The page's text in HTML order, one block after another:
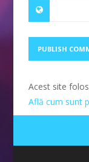
Acest site
Află cum sunt